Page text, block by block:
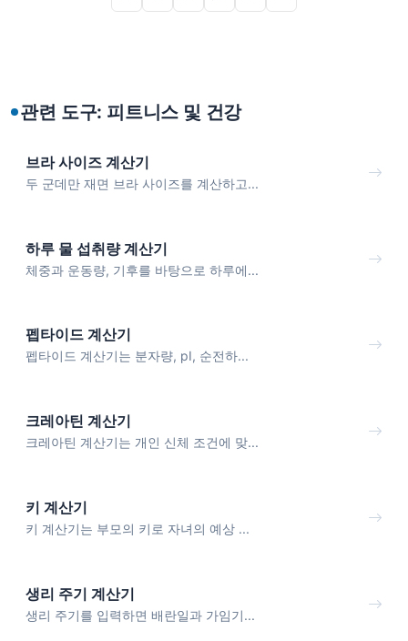
관련 도구: 피트니스 및 건강
브라 사이즈 계산기
두 군데만 재면 브라 사이즈를 계산하고...
하루 물 섭취량 계산기
체중과 운동량, 기후를 바탕으로 하루에...
펩타이드 계산기
펩타이드 계산기는 분자량, pI, 순전하...
크레아틴 계산기
크레아틴 계산기는 개인 신체 조건에 맞...
키 계산기
키 계산기는 부모의 키로 자녀의 예상 ...
생리 주기 계산기
생리 주기를 입력하면 배란일과 가임기...